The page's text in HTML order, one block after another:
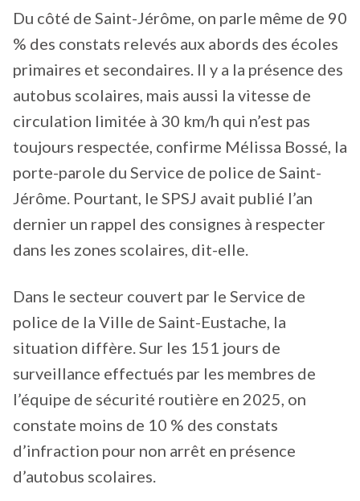
Du côté de Saint-Jérôme, on parle même de 90
% des constats relevés aux abords des écoles
primaires et secondaires. Il y a la présence des
autobus scolaires, mais aussi la vitesse de
circulation limitée à 30 km/h qui n’est pas
toujours respectée, confirme Mélissa Bossé, la
porte-parole du Service de police de Saint-
Jérôme. Pourtant, le SPSJ avait publié l’an
dernier un rappel des consignes à respecter
dans les zones scolaires, dit-elle.
Dans le secteur couvert par le Service de
police de la Ville de Saint-Eustache, la
situation diffère. Sur les 151 jours de
surveillance effectués par les membres de
l’équipe de sécurité routière en 2025, on
constate moins de 10 % des constats
d’infraction pour non arrêt en présence
d’autobus scolaires.